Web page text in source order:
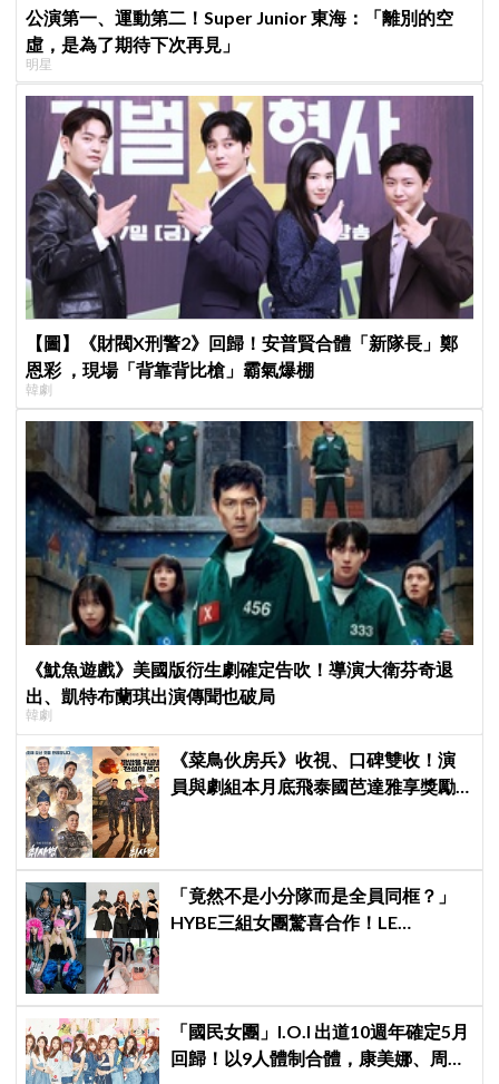
公演第一、運動第二！Super Junior 東海：「離別的空
虛，是為了期待下次再見」
明星
【圖】《財閥X刑警2》回歸！安普賢合體「新隊長」鄭
恩彩 ，現場「背靠背比槍」霸氣爆棚
韓劇
《魷魚遊戲》美國版衍生劇確定告吹！導演大衛芬奇退
出、凱特布蘭琪出演傳聞也破局
韓劇
《菜鳥伙房兵》收視、口碑雙收！演
員與劇組本月底飛泰國芭達雅享獎勵
「竟然不是小分隊而是全員同框？」
HYBE三組女團驚喜合作！LE
「國民女團」I.O.I 出道10週年確定5月
回歸！以9人體制合體，康美娜、周潔